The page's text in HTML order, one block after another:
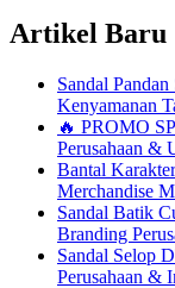
Artikel Baru
Sandal
Kenyamanan
🔥 PROMO
Perusahaan &
Bantal
Merchandise
Sandal Batik
Branding
Sandal Selop
Perusahaan &